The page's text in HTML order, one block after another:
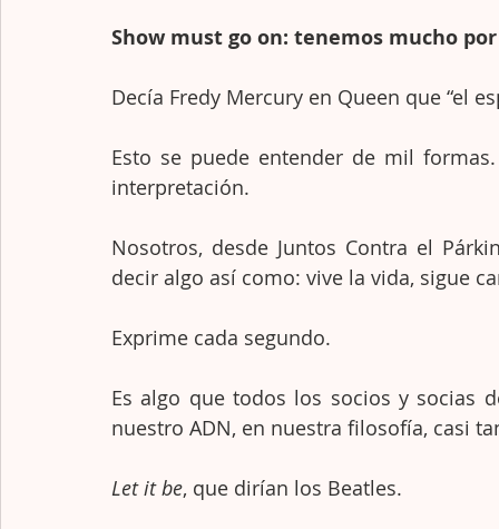
Show must go on: tenemos mucho
Decía Fredy Mercury en Queen que “el
Esto se puede entender de mil
interpretación.
Nosotros, desde Juntos Contra el
decir algo así como: vive la vida, sigue
Exprime cada segundo.
Es algo que todos los socios y socias
nuestro ADN, en nuestra filosofía, casi
Let it be, que dirían los Beatles.